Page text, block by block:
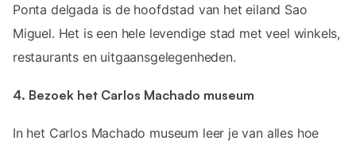
Ponta delgada is de hoofdstad van het eiland Sao
Miguel. Het is een hele levendige stad met veel winkels,
restaurants en uitgaansgelegenheden.
4. Bezoek het Carlos Machado museum
In het Carlos Machado museum leer je van alles hoe